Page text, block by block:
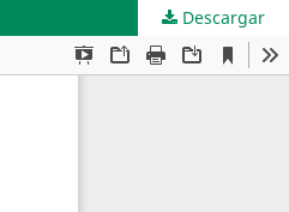
Descargar